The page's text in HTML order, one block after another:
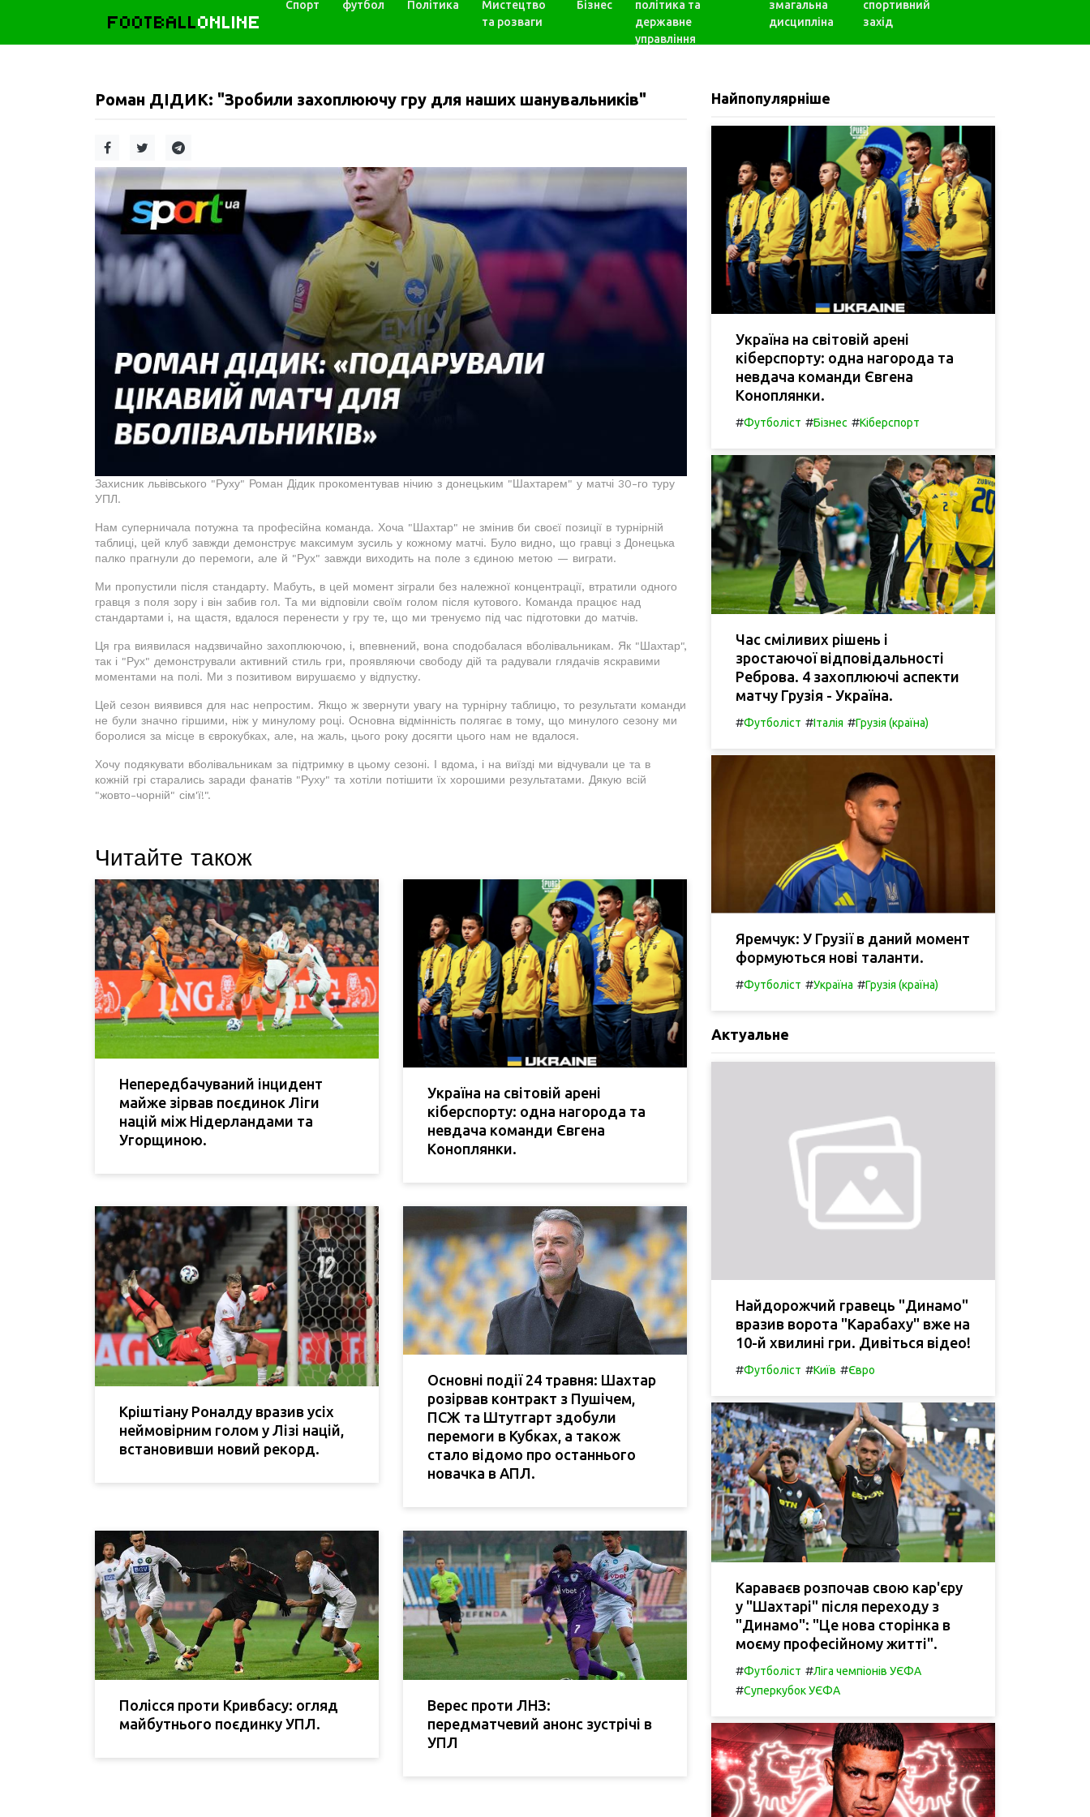
FOOTBALLONLINE
Спорт футбол Політика
Мистецтво
та розваги
Бізнес
політика та
державне
управління
змагальна
дисципліна
спортивний
захід
Роман ДІДИК: "Зробили захоплюючу гру для наших шанувальників"
Захисник львівського "Руху" Роман Дідик прокоментував нічию з донецьким "Шахтарем" у матчі 30-го туру
УПЛ.
Нам суперничала потужна та професійна команда. Хоча "Шахтар" не змінив би своєї позиції в турнірній
таблиці, цей клуб завжди демонструє максимум зусиль у кожному матчі. Було видно, що гравці з Донецька
палко прагнули до перемоги, але й "Рух" завжди виходить на поле з єдиною метою — виграти.
Ми пропустили після стандарту. Мабуть, в цей момент зіграли без належної концентрації, втратили одного
гравця з поля зору і він забив гол. Та ми відповіли своїм голом після кутового. Команда працює над
стандартами і, на щастя, вдалося перенести у гру те, що ми тренуємо під час підготовки до матчів.
Ця гра виявилася надзвичайно захоплюючою, і, впевнений, вона сподобалася вболівальникам. Як "Шахтар",
так і "Рух" демонстрували активний стиль гри, проявляючи свободу дій та радували глядачів яскравими
моментами на полі. Ми з позитивом вирушаємо у відпустку.
Цей сезон виявився для нас непростим. Якщо ж звернути увагу на турнірну таблицю, то результати команди
не були значно гіршими, ніж у минулому році. Основна відмінність полягає в тому, що минулого сезону ми
боролися за місце в єврокубках, але, на жаль, цього року досягти цього нам не вдалося.
Хочу подякувати вболівальникам за підтримку в цьому сезоні. І вдома, і на виїзді ми відчували це та в
кожній грі старались заради фанатів "Руху" та хотіли потішити їх хорошими результатами. Дякую всій
"жовто-чорній" сім'ї!".
Читайте також
Непередбачуваний інцидент
майже зірвав поєдинок Ліги
націй між Нідерландами та
Угорщиною.
Україна на світовій арені
кіберспорту: одна нагорода та
невдача команди Євгена
Коноплянки.
Кріштіану Роналду вразив усіх
неймовірним голом у Лізі націй,
встановивши новий рекорд.
Основні події 24 травня: Шахтар
розірвав контракт з Пушічем,
ПСЖ та Штутгарт здобули
перемоги в Кубках, а також
стало відомо про останнього
новачка в АПЛ.
Полісся проти Кривбасу: огляд
майбутнього поєдинку УПЛ.
Верес проти ЛНЗ:
передматчевий анонс зустрічі в
УПЛ
Найпопулярніше
Україна на світовій арені
кіберспорту: одна нагорода та
невдача команди Євгена
Коноплянки.
#Футболіст #Бізнес #Кіберспорт
Час сміливих рішень і
зростаючої відповідальності
Реброва. 4 захоплюючі аспекти
матчу Грузія - Україна.
#Футболіст #Італія #Грузія (країна)
Яремчук: У Грузії в даний момент
формуються нові таланти.
#Футболіст #Україна #Грузія (країна)
Актуальне
Найдорожчий гравець "Динамо"
вразив ворота "Карабаху" вже на
10-й хвилині гри. Дивіться відео!
#Футболіст #Київ #Євро
Караваєв розпочав свою кар'єру
у "Шахтарі" після переходу з
"Динамо": "Це нова сторінка в
моєму професійному житті".
#Футболіст #Ліга чемпіонів УЄФА
#Суперкубок УЄФА